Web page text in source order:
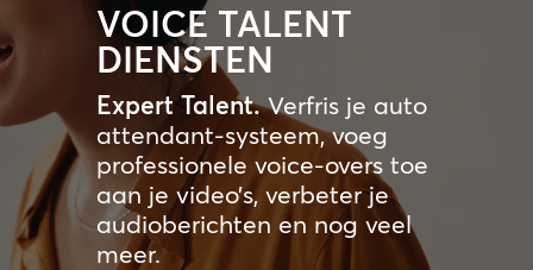
VOICE TALENT
DIENSTEN
Expert Talent.Verfris je auto
attendant-systeem, voeg
professionele voice-overs toe
aan je video’s, verbeter je
audioberichten en nog veel
meer.